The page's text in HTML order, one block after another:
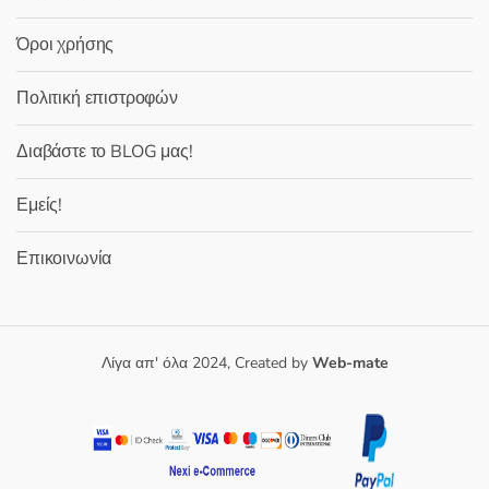
Όροι χρήσης
Πολιτική επιστροφών
Διαβάστε το BLOG μας!
Εμείς!
Επικοινωνία
Λίγα απ' όλα 2024, Created by Web-mate